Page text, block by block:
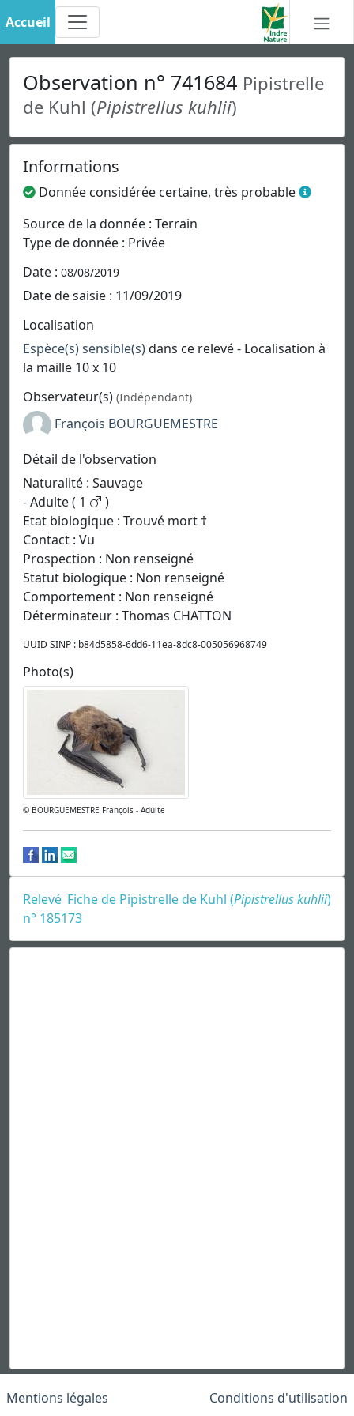
Accueil
Observation n° 741684 Pipistrelle
de Kuhl (Pipistrellus kuhlii)
Informations
Donnée considérée certaine, très probable
Source de la donnée : Terrain
Type de donnée : Privée
Date : 08/08/2019
Date de saisie : 11/09/2019
Localisation
Espèce(s) sensible(s)dans ce relevé - Localisation à
la maille 10 x 10
Observateur(s) (Indépendant)
François BOURGUEMESTRE
Détail de l'observation
Naturalité : Sauvage
- Adulte ( 1
)
Etat biologique : Trouvé mort †
Contact : Vu
Prospection : Non renseigné
Statut biologique : Non renseigné
Comportement : Non renseigné
Déterminateur : Thomas CHATTON
UUID SINP : b84d5858-6dd6-11ea-8dc8-005056968749
Photo(s)
© BOURGUEMESTRE François - Adulte
Fiche de Pipistrelle de Kuhl (Pipistrellus kuhlii)
Relevé
n° 185173
Mentions légales Conditions d'utilisation